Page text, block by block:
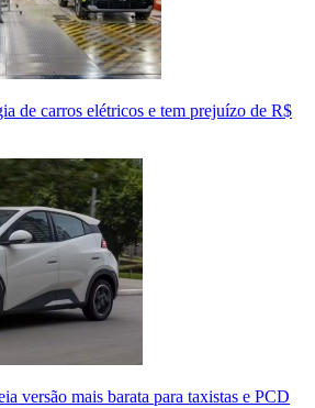
de carros elétricos e tem prejuízo de R$
versão mais barata para taxistas e PCD